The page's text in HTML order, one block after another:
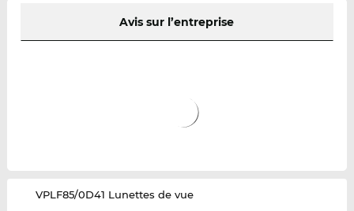
Avis sur l’entreprise
‌VPLF85/0D41 Lunettes de vue